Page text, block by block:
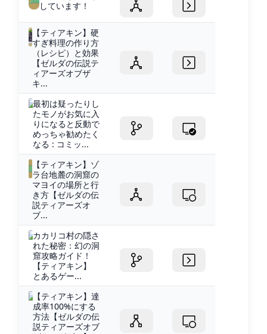
しています！
【ティアキン】硬
すぎ料理の作り方
（レシピ）と効果
【ゼルダの伝説テ
ィアーズオブザ
キ...
最初は疑ったりし
たモノがお気に入
りになると反動で
めっちゃ勧めたく
なる : コミッ...
【ティアキン】ゾ
ラ台地麓の洞窟の
マヨイの場所と行
き方【ゼルダの伝
説ティアーズオ
ブ...
カカリコ村の隠さ
れた秘密：幻の洞
窟攻略ガイド！
【ティアキン】
とあるゲー...
【ティアキン】達
成率100%にする
方法【ゼルダの伝
説ティアーズオブ